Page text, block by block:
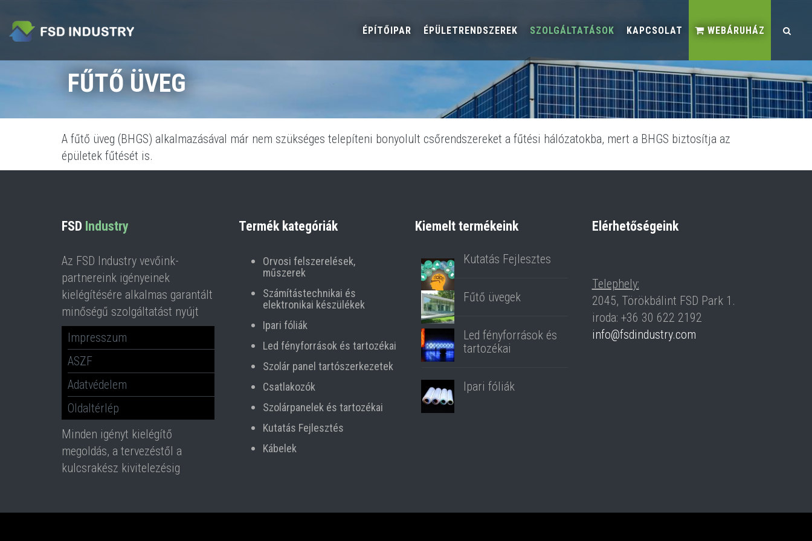
ÉPÍTŐIPAR ÉPÜLETRENDSZEREK SZOLGÁLTATÁSOK KAPCSOLAT WEBÁRUHÁZ
FŰTŐ ÜVEG
A fűtő üveg (BHGS) alkalmazásával már nem szükséges telepíteni bonyolult csőrendszereket a fűtési hálózatokba, mert a BHGS biztosítja az
épületek fűtését is.
FSD Industry
Az FSD Industry vevőink-
partnereink igényeinek
kielégítésére alkalmas garantált
minőségű szolgáltatást nyújt
Impresszum
ASZF
Adatvédelem
Oldaltérlép
Minden igényt kielégítő
megoldás, a tervezéstől a
kulcsrakész kivitelezésig
Termék kategóriák
Orvosi felszerelések,
műszerek
Számítástechnikai és
elektronikai készülékek
Ipari fóliák
Led fényforrások és tartozékai
Szolár panel tartószerkezetek
Csatlakozók
Szolárpanelek és tartozékai
Kutatás Fejlesztés
Kábelek
Kiemelt termékeink
Kutatás Fejlesztes
Fűtő üvegek
Led fényforrások és
tartozékai
Ipari fóliák
Elérhetőségeink
Telephely:
2045, Törökbálint FSD Park 1.
iroda: +36 30 622 2192
info@fsdindustry.com